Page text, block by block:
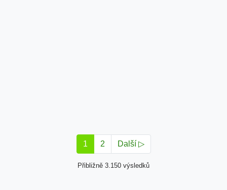
1 2 Další ▷
Přibližně 3.150 výsledků